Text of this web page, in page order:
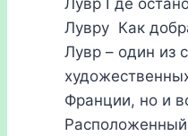
Лувру Как
Лувр – один из
Франции, но и